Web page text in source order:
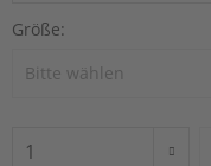
Größe: